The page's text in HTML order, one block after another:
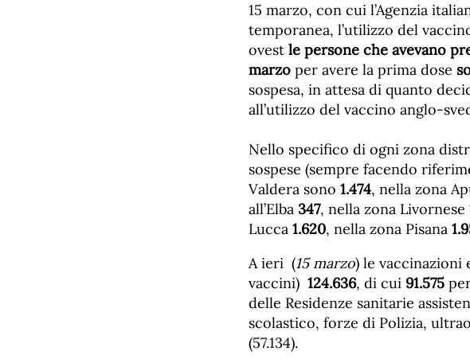
15 marzo, con cui l’Agenzia
temporanea, l’utilizzo del
ovest le persone che avevano
marzo per avere la prima dose
sospesa, in attesa di quanto
all’utilizzo del vaccino anglo-
Nello specifico di ogni zona
sospese (sempre facendo
Valdera sono 1.474, nella zona
all’Elba 347, nella zona Livornese
Lucca 1.620, nella zona Pisana
A ieri (15 marzo) le
vaccini) 124.636, di cui 91.575
delle Residenze sanitarie
scolastico, forze di Polizia,
(57.134).